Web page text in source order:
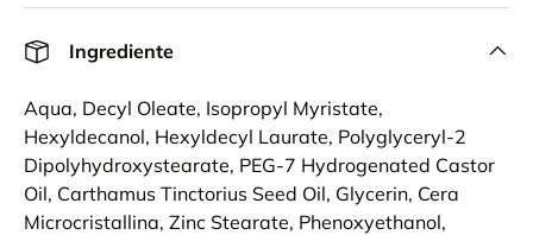
Ingrediente
Aqua, Decyl Oleate, Isopropyl Myristate,
Hexyldecanol, Hexyldecyl Laurate, Polyglyceryl-2
Dipolyhydroxystearate, PEG-7 Hydrogenated Castor
Oil, Carthamus Tinctorius Seed Oil, Glycerin, Cera
Microcristallina, Zinc Stearate, Phenoxyethanol,